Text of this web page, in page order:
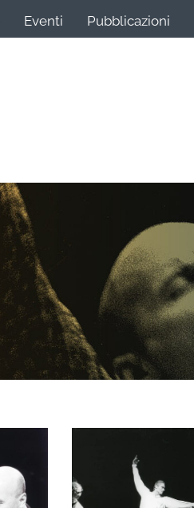
Eventi Pubblicazioni